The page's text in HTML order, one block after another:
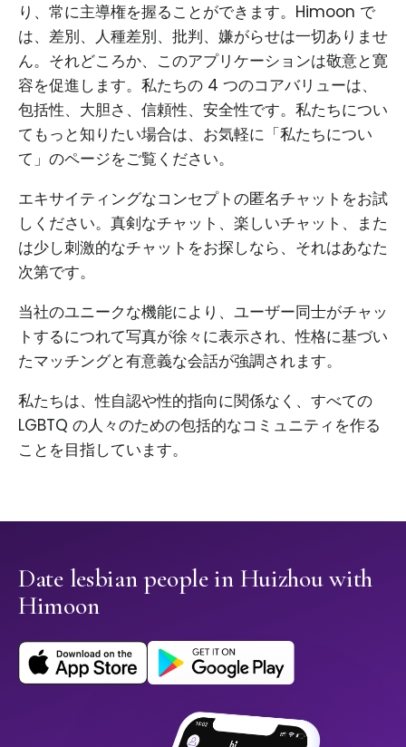
り、常に主導権を握ることができます。Himoon で
は、差別、人種差別、批判、嫌がらせは一切ありませ
ん。それどころか、このアプリケーションは敬意と寛
容を促進します。私たちの 4 つのコアバリューは、
包括性、大胆さ、信頼性、安全性です。私たちについ
てもっと知りたい場合は、お気軽に「私たちについ
て」のページをご覧ください。
エキサイティングなコンセプトの匿名チャットをお試
しください。真剣なチャット、楽しいチャット、また
は少し刺激的なチャットをお探しなら、それはあなた
次第です。
当社のユニークな機能により、ユーザー同士がチャッ
トするにつれて写真が徐々に表示され、性格に基づい
たマッチングと有意義な会話が強調されます。
私たちは、性自認や性的指向に関係なく、すべての
LGBTQ の人々のための包括的なコミュニティを作る
ことを目指しています。
Date lesbian people in Huizhou with
Himoon